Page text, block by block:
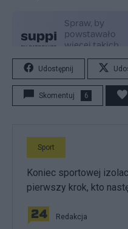
Udostępnij
Skomentuj 6
Sport
Koniec sportowej
pierwszy krok, kto
Redakcja